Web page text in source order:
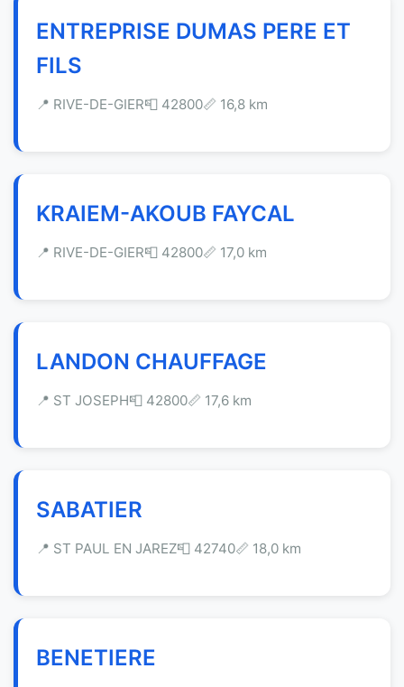
ENTREPRISE DUMAS PERE ET
FILS
📍 RIVE-DE-GIER📮 42800📏 16,8 km
KRAIEM-AKOUB FAYCAL
📍 RIVE-DE-GIER📮 42800📏 17,0 km
LANDON CHAUFFAGE
📍 ST JOSEPH📮 42800📏 17,6 km
SABATIER
📍 ST PAUL EN JAREZ📮 42740📏 18,0 km
BENETIERE